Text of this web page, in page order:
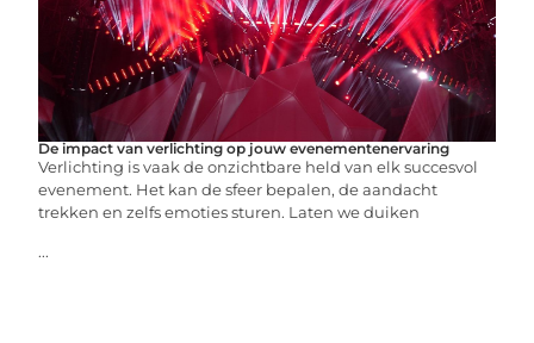
De impact van verlichting op jouw evenementenervaring
Verlichting is vaak de onzichtbare held van elk succesvol
evenement. Het kan de sfeer bepalen, de aandacht
trekken en zelfs emoties sturen. Laten we duiken
...